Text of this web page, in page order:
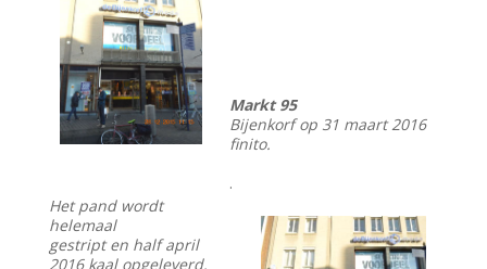
Markt 95
Bijenkorf op 31 maart 2016
finito.
.
Het pand wordt
helemaal
gestript en half april
2016 kaal opgeleverd.